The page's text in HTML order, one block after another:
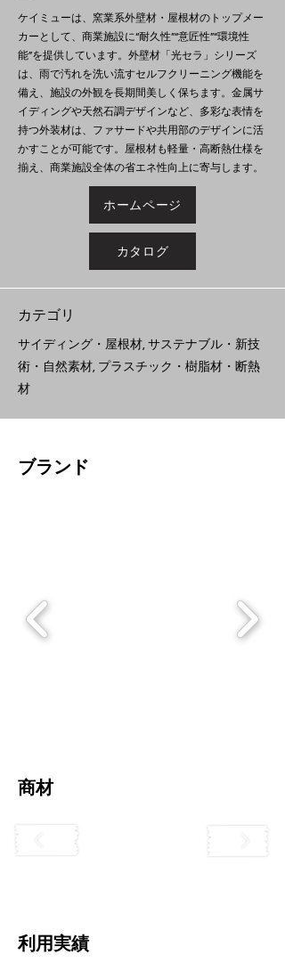
ケイミューは、窯業系外壁材・屋根材のトップメー
カーとして、商業施設に“耐久性”“意匠性”“環境性
能”を提供しています。外壁材「光セラ」シリーズ
は、雨で汚れを洗い流すセルフクリーニング機能を
備え、施設の外観を長期間美しく保ちます。金属サ
イディングや天然石調デザインなど、多彩な表情を
持つ外装材は、ファサードや共用部のデザインに活
かすことが可能です。屋根材も軽量・高断熱仕様を
揃え、商業施設全体の省エネ性向上に寄与します。
ホームページ
カタログ
​カテゴリ
サイディング・屋根材, サステナブル・新技
術・自然素材, プラスチック・樹脂材・断熱
材
ブランド
​商材
利用実績